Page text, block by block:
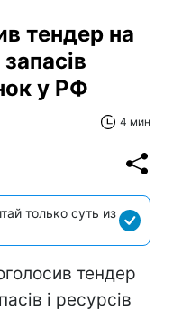
тендер на
у РФ
4 мин
только суть из
тендер
і ресурсів